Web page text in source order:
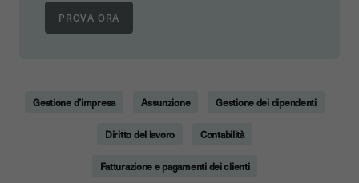
Gestione d’impresa Assunzione Gestione dei dipendenti
Diritto del lavoro Contabilità
Fatturazione e pagamenti dei clienti